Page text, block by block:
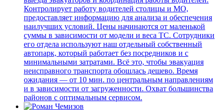
Контролирует работу водителей столицы и МО,
предоставляет информацию для анализа и обеспечения
наилучших условий. Цены начинаются от маленькой
суммы в зависимости от модели и веса ТС. Сотрудники
его отдела используют наш отдельный собственный
автопарк, который работает без посредников и с
минимальными затратами. Всё это, чтобы эвакуация
неисправного транспорта обошлась дешево. Время
ожидания — от 10 мин. по центральным направлениям
и в зависимости от загруженности. Охват большинства
районов с оптимальным сервисом.